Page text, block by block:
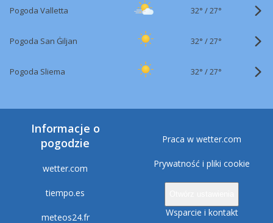
Pogoda Valletta 32° /27°
Pogoda San Ġiljan 32° /27°
Pogoda Sliema 32° /27°
Informacje o
pogodzie
wetter.com
tiempo.es
meteos24.fr
Praca w wetter.com
Prywatność i pliki cookie
Wsparcie i kontakt